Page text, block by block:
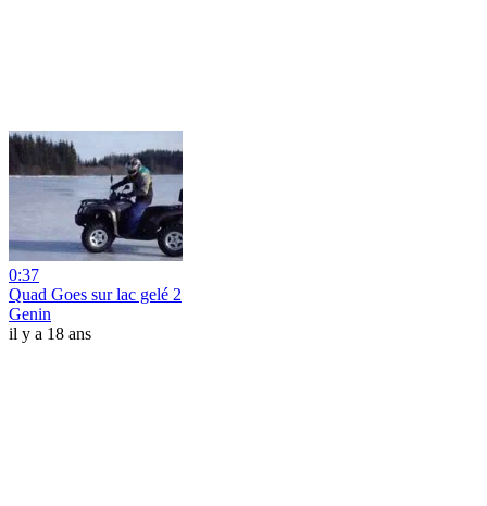
0:37
Quad Goes sur lac gelé 2
Genin
il y a 18 ans